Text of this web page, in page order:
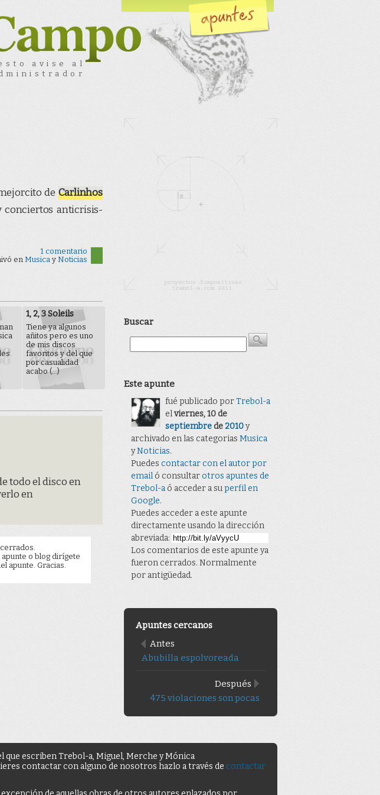
avise al
de Carlinhos
conciertos anticrisis-
1 comentario
enMusica y Noticias
1, 2, 3 Soleils
Tiene ya algunos
añitos pero es uno
de mis discos
favoritos y del que
por casualidad
acabo (...)
todo el disco en
en
o blog dirígete
apunte. Gracias.
Buscar
Este apunte
fué publicado porTrebol-a
elviernes, 10 de
septiembrede 2010y
archivado en las categorias Musica
yNoticias.
Puedes contactar con el autor por
emailó consultarotros apuntes de
Trebol-aó acceder a superfil en
Google.
Puedes acceder a este apunte
directamente usando la dirección
abreviada:
Los comentarios de este apunte ya
fueron cerrados. Normalmente
por antigüedad.
Apuntes cercanos
Antes
Abubilla espolvoreada
Después
475 violaciones son pocas
escriben Trebol-a, Miguel, Merche y Mónica
contactar con alguno de nosotros hazlo a través de contactar